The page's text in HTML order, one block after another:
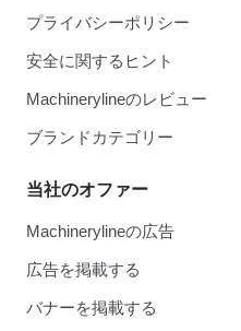
プライバシーポリシー
安全に関するヒント
Machinerylineのレビュー
ブランドカテゴリー
当社のオファー
Machinerylineの広告
広告を掲載する
バナーを掲載する